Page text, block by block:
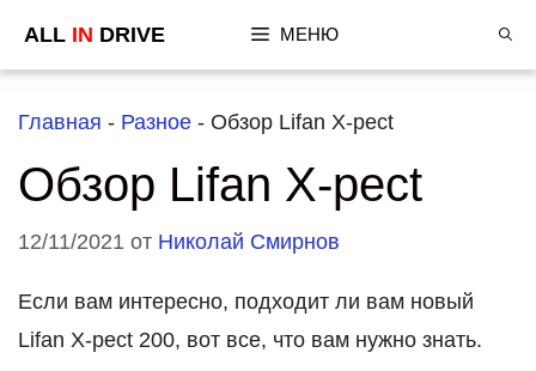
ALL IN DRIVE МЕНЮ
Главная - Разное - Обзор Lifan X-pect
Обзор Lifan X-pect
12/11/2021 от Николай Смирнов
Если вам интересно, подходит ли вам новый
Lifan X-pect 200, вот все, что вам нужно знать.